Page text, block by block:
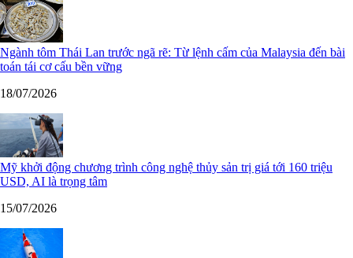
Ngành tôm Thái Lan trước ngã rẽ: Từ lệnh cấm của Malaysia đến bài
toán tái cơ cấu bền vững
18/07/2026
Mỹ khởi động chương trình công nghệ thủy sản trị giá tới 160 triệu
USD, AI là trọng tâm
15/07/2026